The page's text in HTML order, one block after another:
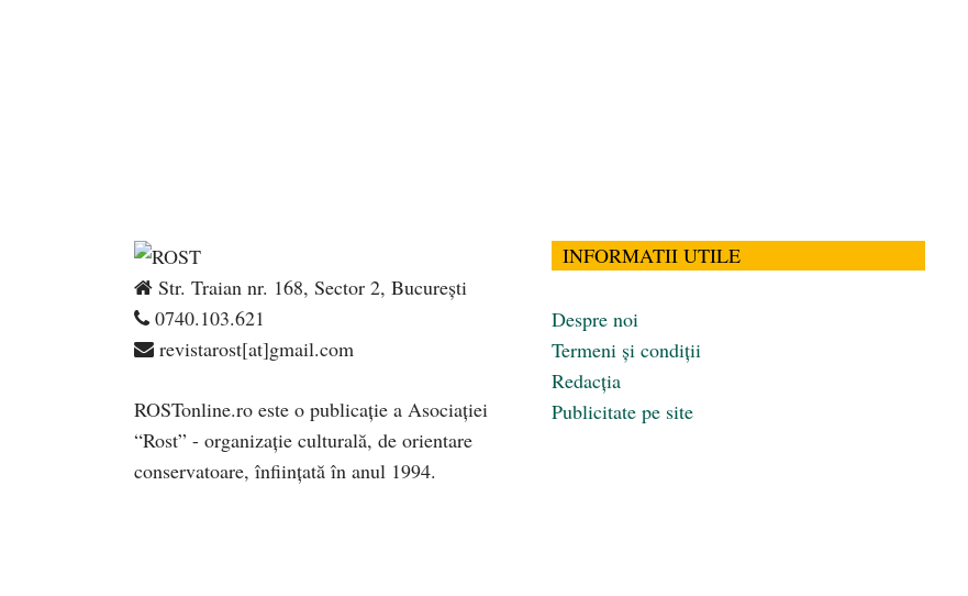
Str. Traian nr. 168, Sector 2, București
0740.103.621
revistarost[at]gmail.com
ROSTonline.ro este o publicaţie a Asociaţiei
“Rost” - organizaţie culturală, de orientare
conservatoare, înfiinţată în anul 1994.
INFORMATII UTILE
Despre noi
Termeni și condiții
Redacția
Publicitate pe site